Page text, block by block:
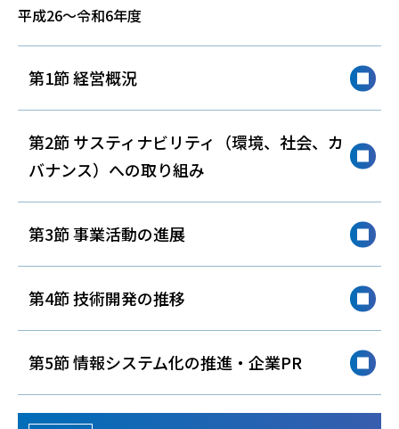
平成26～令和6年度
第1節 経営概況
第2節 サスティナビリティ（環境、社会、カ
バナンス）への取り組み
第3節 事業活動の進展
第4節 技術開発の推移
第5節 情報システム化の推進・企業PR